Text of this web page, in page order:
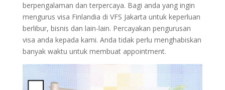
berpengalaman dan terpercaya. Bagi anda yang ingin
mengurus visa Finlandia di VFS Jakarta untuk keperluan
berlibur, bisnis dan lain-lain. Percayakan pengurusan
visa anda kepada kami. Anda tidak perlu menghabiskan
banyak waktu untuk membuat appointment.